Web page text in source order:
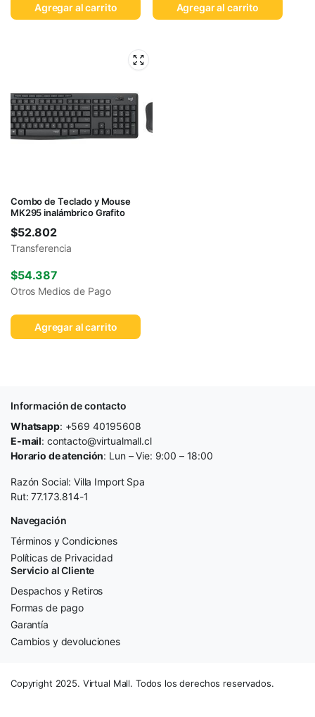
Agregar al carrito Agregar al carrito
Combo de Teclado y Mouse
MK295 inalámbrico Grafito
$52.802
Transferencia
$54.387
Otros Medios de Pago
Agregar al carrito
Información de contacto
Whatsapp: +569 40195608
E-mail: contacto@virtualmall.cl
Horario de atención: Lun – Vie: 9:00 – 18:00
Razón Social: Villa Import Spa
Rut: 77.173.814-1
Navegación
Términos y Condiciones
Políticas de Privacidad
Servicio al Cliente
Despachos y Retiros
Formas de pago
Garantía
Cambios y devoluciones
Copyright 2025. Virtual Mall. Todos los derechos reservados.